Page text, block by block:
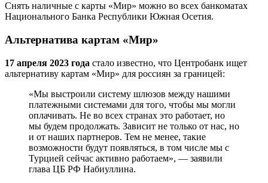
Снять наличные с карты «Мир» можно во всех банкоматах
Национального Банка Республики Южная Осетия.
Альтернатива картам «Мир»
17 апреля 2023 года стало известно, что Центробанк ищет
альтернативу картам «Мир» для россиян за границей:
«Мы выстроили систему шлюзов между нашими
платежными системами для того, чтобы мы могли
оплачивать. Не во всех странах это работает, но
мы будем продолжать. Зависит не только от нас, но
и от наших партнеров. Тем не менее, такие
возможности будут появляться, в том числе мы с
Турцией сейчас активно работаем», — заявили
глава ЦБ РФ Набиуллина.